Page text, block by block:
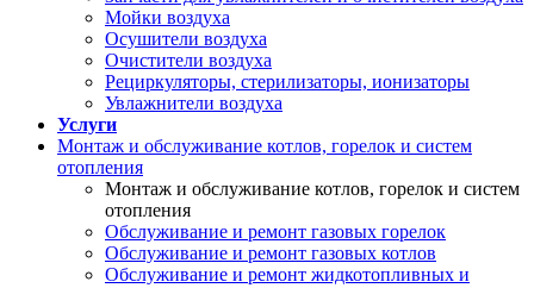
Мойки воздуха
Осушители воздуха
Очистители воздуха
Рециркуляторы, стерилизаторы, ионизаторы
Увлажнители воздуха
Услуги
Монтаж и обслуживание котлов, горелок и систем
отопления
Монтаж и обслуживание котлов, горелок и систем
отопления
Обслуживание и ремонт газовых горелок
Обслуживание и ремонт газовых котлов
Обслуживание и ремонт жидкотопливных и